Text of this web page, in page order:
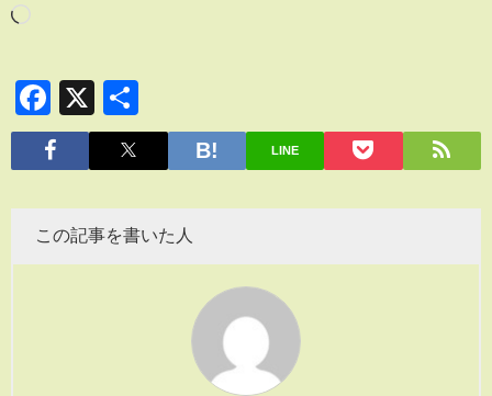
Facebook
X
有
LINE
この記事を書いた人